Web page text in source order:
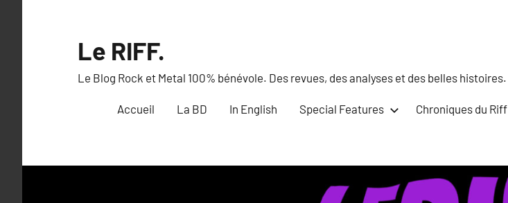
Le RIFF.
Le Blog Rock et Metal 100% bénévole. Des revues, des analyses et des belles histoires.
Accueil La BD In English Special Features Chroniques du Riff